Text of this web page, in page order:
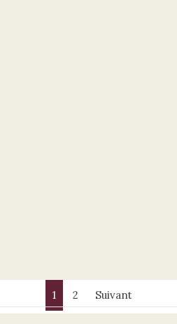
1 2 Suivant